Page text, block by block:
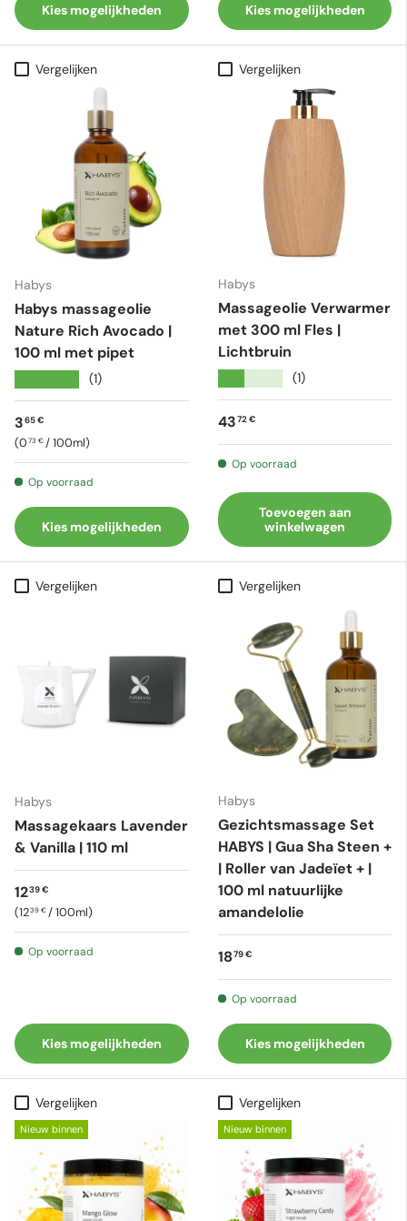
Kies mogelijkheden Kies mogelijkheden
Vergelijken
Habys
Habys massageolie
Nature Rich Avocado |
100 ml met pipet
(1)
Reguliere prijs
365 €
Eenheid prijs
0 73 € /100ml
Op voorraad
Kies mogelijkheden
Vergelijken
Habys
Massageolie Verwarmer
met 300 ml Fles |
Lichtbruin
(1)
Reguliere prijs
4372 €
Op voorraad
Toevoegen aan
winkelwagen
Vergelijken
Habys
Massagekaars Lavender
& Vanilla | 110 ml
Reguliere prijs
1239 €
Eenheid prijs
1239 € /100ml
Op voorraad
Kies mogelijkheden
Vergelijken
Habys
Gezichtsmassage Set
HABYS | Gua Sha Steen +
| Roller van Jadeïet + |
100 ml natuurlijke
amandelolie
Reguliere prijs
1879 €
Op voorraad
Kies mogelijkheden
Vergelijken
Nieuw binnen
Vergelijken
Nieuw binnen